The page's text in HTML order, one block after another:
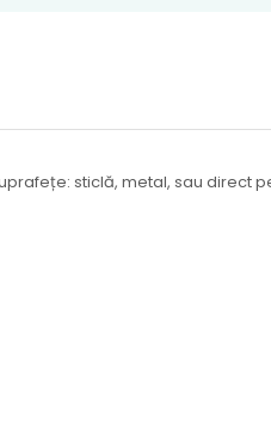
sticlă, metal, sau direct